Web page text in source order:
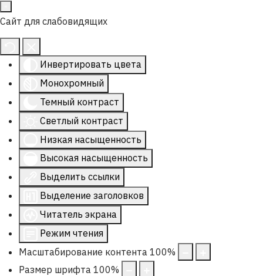
Сайт для слабовидящих
Инвертировать цвета
Монохромный
Темный контраст
Светлый контраст
Низкая насыщенность
Высокая насыщенность
Выделить ссылки
Выделение заголовков
Читатель экрана
Режим чтения
Масштабирование контента 100%
Размер шрифта 100%